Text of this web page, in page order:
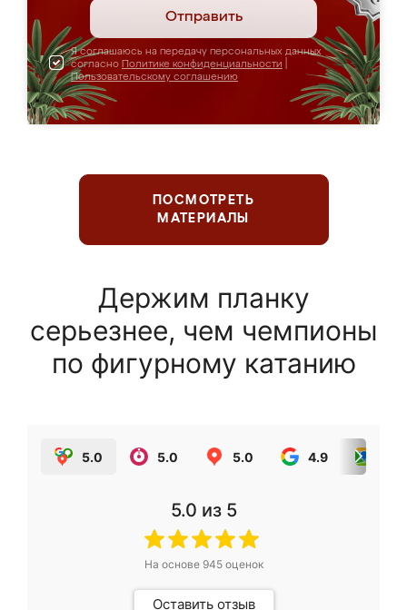
Отправить
Я соглашаюсь на передачу персональных данных
согласно Политике конфиденциальности
Пользовательскому соглашению
ПОСМОТРЕТЬ
МАТЕРИАЛЫ
Держим планку
серьезнее, чем чемпионы
по фигурному катанию
5.0 5.0 5.0 4.9
5.0 из 5
На основе 945оценок
Оставить отзыв